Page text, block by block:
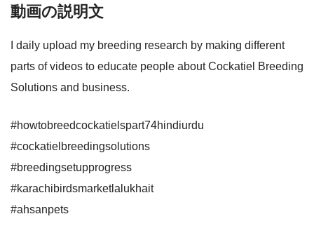
動画の説明文
I daily upload my breeding research by making different
parts of videos to educate people about Cockatiel Breeding
Solutions and business.
#howtobreedcockatielspart74hindiurdu
#cockatielbreedingsolutions
#breedingsetupprogress
#karachibirdsmarketlalukhait
#ahsanpets